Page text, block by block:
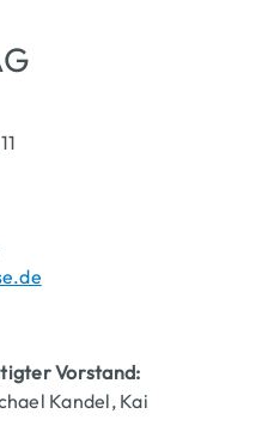
Vorstand:
Kandel, Kai